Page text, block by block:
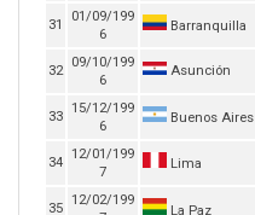
31
01/09/199
6
Barranquilla
32
09/10/199
6
Asunción
33
15/12/199
6
Buenos Aires
34
12/01/199
7
Lima
35
12/02/199
La Paz